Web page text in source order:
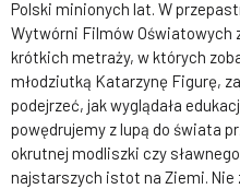
Polski minionych lat. W
Wytwórni Filmów Oświatowych
krótkich metraży, w których
młodziutką Katarzynę Figurę,
podejrzeć, jak wyglądała
powędrujemy z lupą do świata
okrutnej modliszki czy
najstarszych istot na Ziemi. Nie